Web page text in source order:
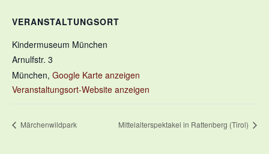
VERANSTALTUNGSORT
Kindermuseum München
Arnulfstr. 3
München, Google Karte anzeigen
Veranstaltungsort-Website anzeigen
Märchenwildpark Mittelalterspektakel in Rattenberg (Tirol)